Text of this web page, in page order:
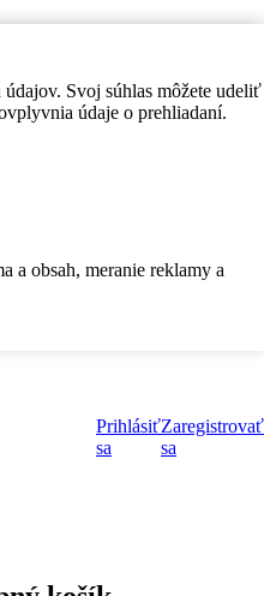
Svoj súhlas môžete udeliť
údaje o prehliadaní.
a obsah, meranie reklamy a
Prihlásiť
sa
Zaregistrovať
sa